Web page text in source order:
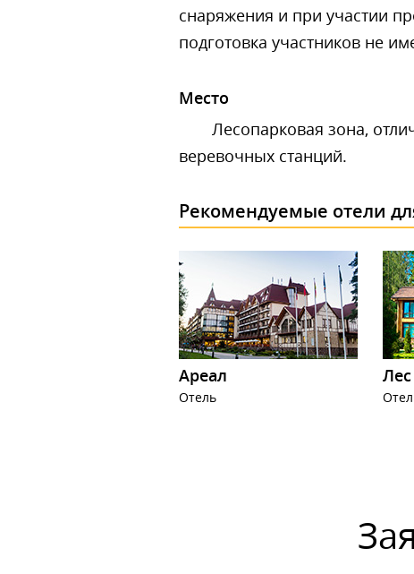
снаряжения и при участии
подготовка участников не
Место
Лесопарковая зона,
веревочных станций.
Рекомендуемые отели
Ареал
Отель